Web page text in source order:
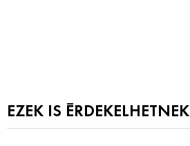
EZEK IS ÉRDEKELHETNEK